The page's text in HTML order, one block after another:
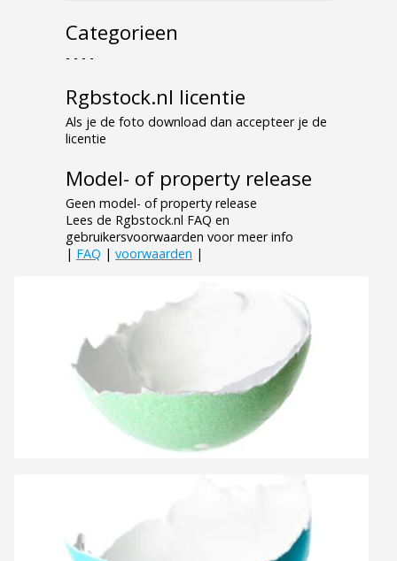
Categorieen
- - - -
Rgbstock.nl licentie
Als je de foto download dan accepteer je de
licentie
Model- of property release
Geen model- of property release
Lees de Rgbstock.nl FAQ en
gebruikersvoorwaarden voor meer info
| FAQ | voorwaarden |